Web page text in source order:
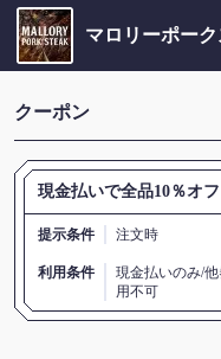
クーポン
現金払いで全品10％オフ
提示条件 注文時
利用条件
現金払いのみ/
用不可